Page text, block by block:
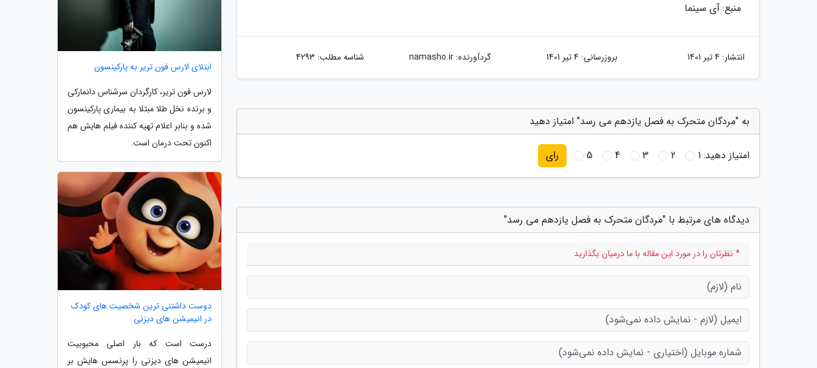
منبع: آی سینما
انتشار: 4 تیر 1401 بروزرسانی: 4 تیر 1401 گردآورنده:namasho.ir شناسه مطلب: 4293
به "مردگان متحرک به فصل یازدهم می رسد" امتیاز دهید
امتیاز دهید:1
2
3
4
5 رای
دیدگاه های مرتبط با "مردگان متحرک به فصل یازدهم می رسد"
* نظرتان را در مورد این مقاله با ما درمیان بگذارید
ابتلای لارس فون تریر به پارکینسون
لارس فون تریر، کارگردان سرشناس دانمارکی
و برنده نخل طلا مبتلا به بیماری پارکینسون
شده و بنابر اعلام تهیه کننده فیلم هایش هم
اکنون تحت درمان است.
دوست داشتنی ترین شخصیت های کودک
در انیمیشن های دیزنی
درست است که بار اصلی محبوبیت
انیمیشن های دیزنی را پرنسس هایش بر